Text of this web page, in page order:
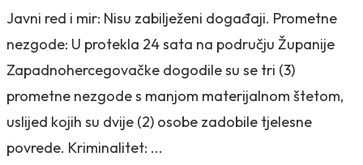
Javni red i mir: Nisu zabilježeni događaji. Prometne
nezgode: U protekla 24 sata na području Županije
Zapadnohercegovačke dogodile su se tri (3)
prometne nezgode s manjom materijalnom štetom,
uslijed kojih su dvije (2) osobe zadobile tjelesne
povrede. Kriminalitet: ...